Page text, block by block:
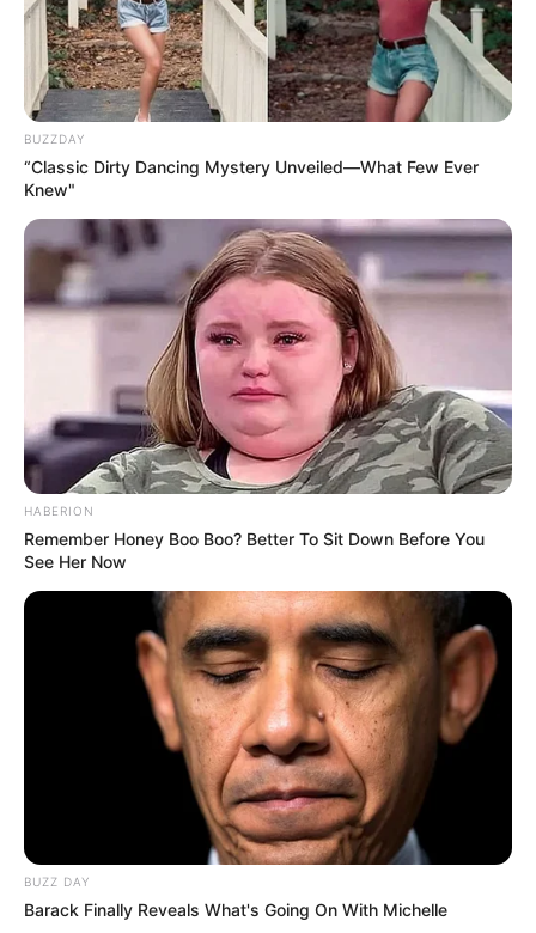
ΧΑΛΚΙΔΑ ΝΕΑ
BUZZDAY
“Classic Dirty Dancing Mystery Unveiled—What Few Ever
Knew"
HABERION
Remember Honey Boo Boo? Better To Sit Down Before You
See Her Now
BUZZ DAY
Barack Finally Reveals What's Going On With Michelle